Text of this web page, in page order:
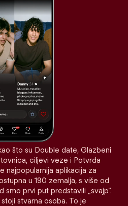
što su Double date, Glazbeni
ciljevi veze i Potvrda
najpopularnija aplikacija za
u 190 zemalja, s više od
smo prvi put predstavili „svajp“.
stvarna osoba. To je